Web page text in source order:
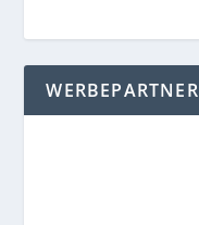
WERBEPARTNER